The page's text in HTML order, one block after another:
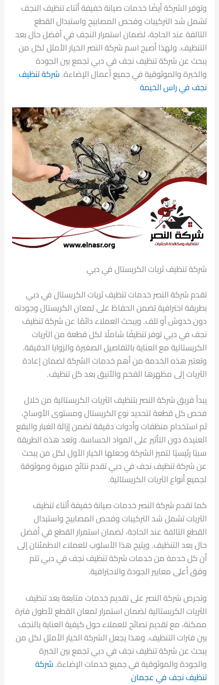
وتوفر الشركة أيضًا خدمات صيانة خفيفة أثناء تنظيف النجف
تشمل شد التركيبات وفحص المصابيح واستبدال القطع
التالفة عند الحاجة، لضمان استمرار النجف في أفضل حال بعد
التنظيف. ولهذا أصبح اسم شركة النصر الخيار الأمثل لكل من
يبحث عن شركة تنظيف نجف في دبي تجمع بين الجودة
والخبرة والموثوقية في جميع أعمال الإضاءة. شركة تنظيف
نجف في راس الخيمة
شركة تنظيف ثريات الكريستال في دبي
تقدم شركة النصر خدمات تنظيف ثريات الكريستال في دبي
بطريقة احترافية تضمن الحفاظ على لمعان الكريستال وجودته
دون خدوش أو تلف. ويبحث العملاء دائمًا عن شركة تنظيف
نجف في دبي توفر تنظيفًا شاملًا لكل قطعة من الثريات
الكريستالية مع العناية بالتفاصيل الصغيرة والزوايا الدقيقة.
وتعتبر هذه الخدمة من أهم خدمات الشركة لضمان إعادة
الثريات إلى مظهرها الفخم والأنيق بعد كل تنظيف.
يبدأ فريق شركة النصر بتنظيف الثريات الكريستالية من خلال
فحص كل قطعة لتحديد نوع الكريستال ومستوى الأوساخ،
ثم استخدام منظفات وأدوات دقيقة تضمن إزالة الغبار والبقع
العنيدة دون التأثير على المواد الحساسة. وتعد هذه الطريقة
سببًا رئيسيًا لتميز الشركة وجعلها الخيار الأول لكل من يبحث
عن شركة تنظيف نجف في دبي تقدم نتائج مبهرة وموثوقة
لجميع أنواع الثريات الكريستالية.
كما تقدم شركة النصر خدمات صيانة خفيفة أثناء تنظيف
الثريات تشمل شد التركيبات وفحص المصابيح واستبدال
القطع التالفة عند الحاجة، لضمان استمرار القطع في أفضل
حال بعد التنظيف. ويتيح هذا الأسلوب للعملاء الاطمئنان إلى
أن كل خدمة من خدمات شركة تنظيف نجف في دبي تتم
وفق أعلى معايير الجودة والاحترافية.
وتحرص شركة النصر على تقديم خدمات متابعة بعد تنظيف
الثريات الكريستالية لضمان استمرار لمعان القطع لأطول فترة
ممكنة، مع تقديم نصائح للعملاء حول كيفية العناية بالنجف
بين فترات التنظيف. وهذا يجعل الشركة الخيار الأمثل لكل من
يبحث عن شركة تنظيف نجف في دبي تجمع بين الخبرة
والجودة والموثوقية في جميع خدمات الإضاءة. شركة
تنظيف نجف في عجمان